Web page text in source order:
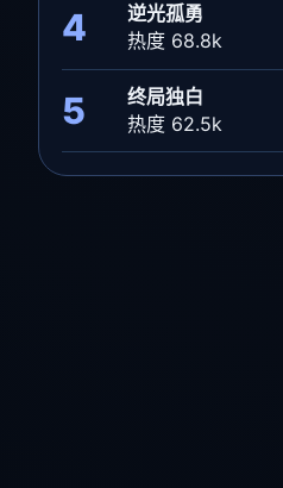
4
逆光孤勇
热度 68.8k
5
终局独白
热度 62.5k